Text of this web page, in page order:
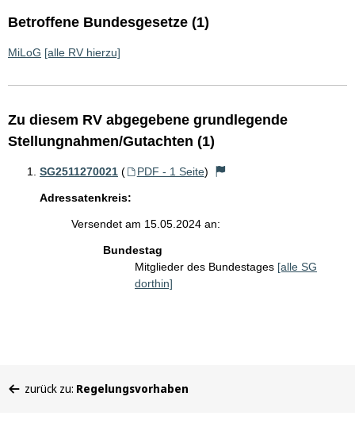
Betroffene Bundesgesetze (1)
MiLoG [alle RV hierzu]
Zu diesem RV abgegebene grundlegende
Stellungnahmen/Gutachten (1)
SG2511270021 ( PDF - 1 Seite)
Adressatenkreis:
Versendet am 15.05.2024 an:
Bundestag
Mitglieder des Bundestages [alle SG
dorthin]
befinden
zurück zu: Regelungsvorhaben